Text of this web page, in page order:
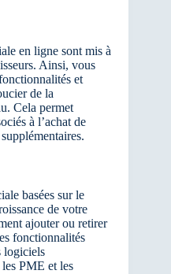
en ligne sont mis à
Ainsi, vous
et
de la
Cela permet
à l’achat de
basées sur le
de votre
ajouter ou retirer
fonctionnalités
logiciels
PME et les